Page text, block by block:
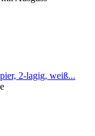
2-lagig, weiß...